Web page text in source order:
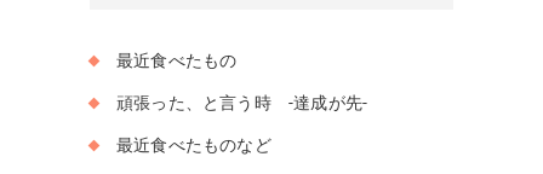
最近食べたもの
頑張った、と言う時 -達成が先-
最近食べたものなど